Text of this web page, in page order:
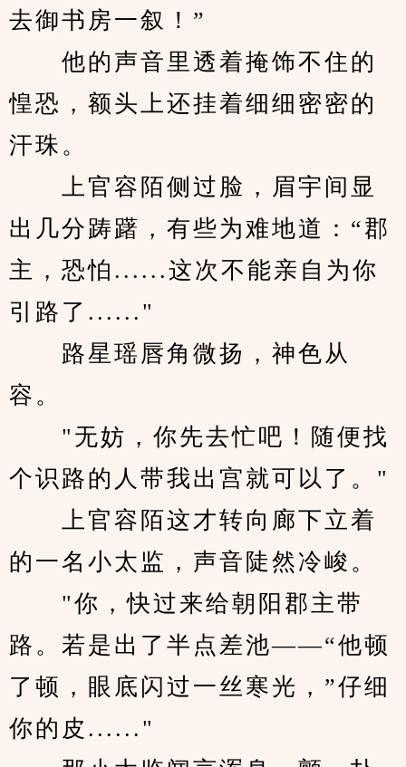
去御书房一叙！”
他的声音里透着掩饰不住的
惶恐，额头上还挂着细细密密的
汗珠。
上官容陌侧过脸，眉宇间显
出几分踌躇，有些为难地道：“郡
主，恐怕......这次不能亲自为你
引路了......"
路星瑶唇角微扬，神色从
容。
"无妨，你先去忙吧！随便找
个识路的人带我出宫就可以了。"
上官容陌这才转向廊下立着
的一名小太监，声音陡然冷峻。
"你，快过来给朝阳郡主带
路。若是出了半点差池——“他顿
了顿，眼底闪过一丝寒光，”仔细
你的皮......"